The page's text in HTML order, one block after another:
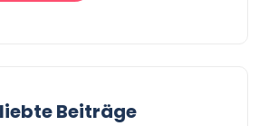
Beiträge